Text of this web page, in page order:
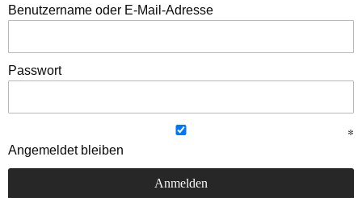
Benutzername oder E-Mail-Adresse
Passwort
Angemeldet bleiben